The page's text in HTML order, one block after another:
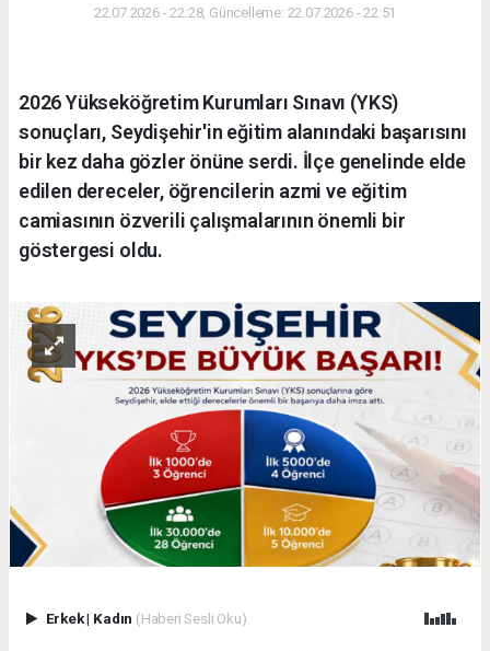
22.07.2026 - 22:28, Güncelleme: 22.07.2026 - 22:51
2026 Yükseköğretim Kurumları Sınavı (YKS)
sonuçları, Seydişehir'in eğitim alanındaki başarısını
bir kez daha gözler önüne serdi. İlçe genelinde elde
edilen dereceler, öğrencilerin azmi ve eğitim
camiasının özverili çalışmalarının önemli bir
göstergesi oldu.
Erkek| Kadın (Haberi Sesli Oku)